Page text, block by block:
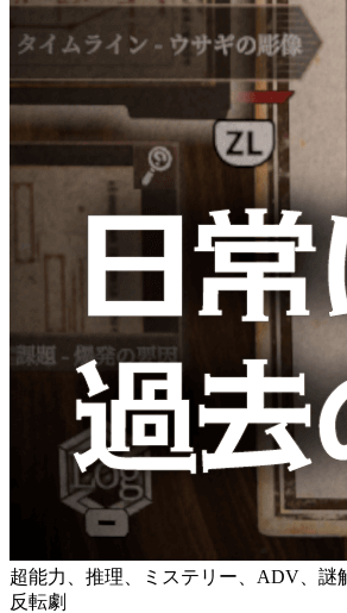
超能力、推理、ミステリー、ADV、謎
反転劇